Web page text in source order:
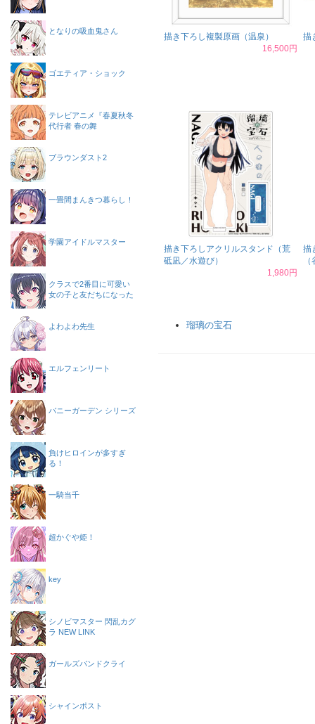
描き下ろし複製原画（温泉）
16,500円
描
描き下ろしアクリルスタンド（荒
砥凪／水遊び）
1,980円
描
瑠璃の宝石
となりの吸血鬼さん
ゴエティア・ショック
テレビアニメ『春夏秋冬
代行者 春の舞
ブラウンダスト2
一畳間まんきつ暮らし！
学園アイドルマスター
クラスで2番目に可愛い
女の子と友だちになった
よわよわ先生
エルフェンリート
バニーガーデン シリーズ
負けヒロインが多すぎ
る！
一騎当千
超かぐや姫！
key
シノビマスター 閃乱カグ
ラ NEW LINK
ガールズバンドクライ
シャインポスト